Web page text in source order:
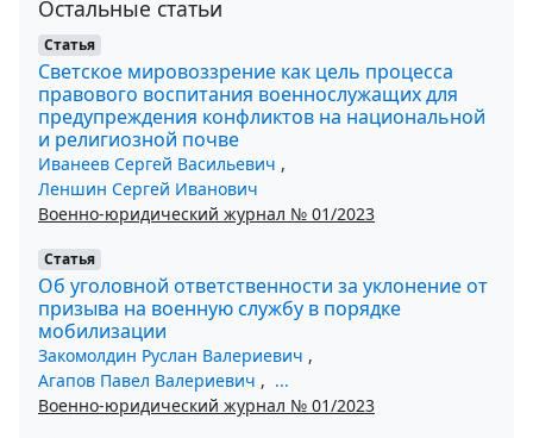
Остальные статьи
Статья
Светское мировоззрение как цель процесса
правового воспитания военнослужащих для
предупреждения конфликтов на национальной
и религиозной почве
Иванеев Сергей Васильевич ,
Леншин Сергей Иванович
Военно-юридический журнал № 01/2023
Статья
Об уголовной ответственности за уклонение от
призыва на военную службу в порядке
мобилизации
Закомолдин Руслан Валериевич ,
Агапов Павел Валериевич , ...
Военно-юридический журнал № 01/2023